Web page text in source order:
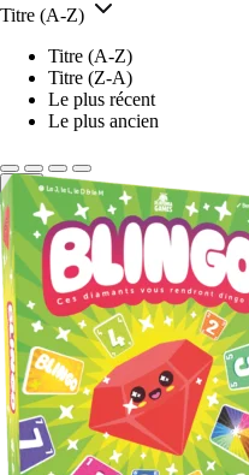
Titre (A-Z)
Titre (A-Z)
Titre (Z-A)
Le plus récent
Le plus ancien